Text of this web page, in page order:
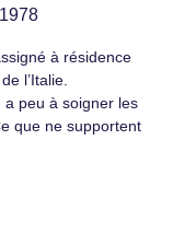
à résidence
l’Italie.
a peu à soigner les
que ne supportent